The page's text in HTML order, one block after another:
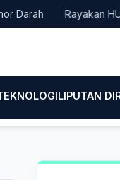
Rayakan HUT
LIPUTAN